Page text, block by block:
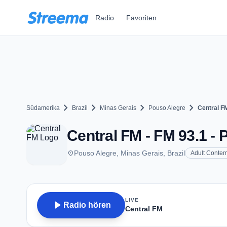
Radio Favoriten
Südamerika chevron_right Brazil chevron_right Minas Gerais chevron_right Pouso Alegre chevron_right Central
Central FM - FM 93.1 -
placePouso Alegre, Minas Gerais, Brazil Adult
play_arrow Radio hören
LIVE
Central FM